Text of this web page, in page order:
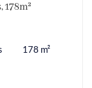
178 m²